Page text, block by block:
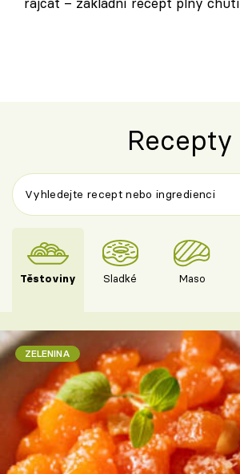
Recepty
Těstoviny Sladké Maso
ZELENINA